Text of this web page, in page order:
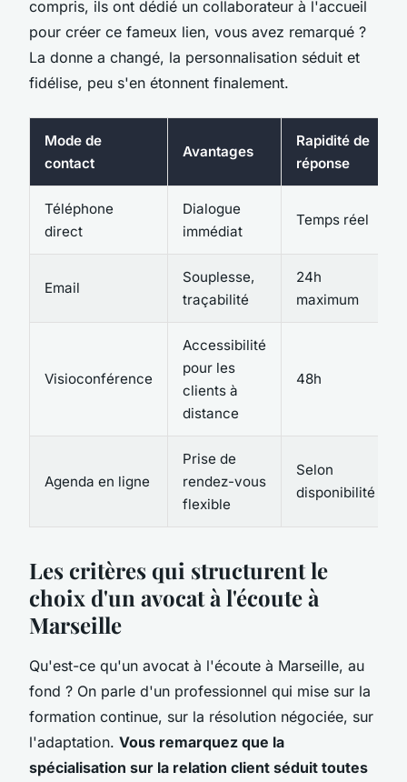
compris, ils ont dédié un collaborateur à l'accueil
pour créer ce fameux lien, vous avez remarqué ?
La donne a changé, la personnalisation séduit et
fidélise, peu s'en étonnent finalement.
Mode de
contact
Avantages
Rapidité de
réponse
Téléphone
direct
Dialogue
immédiat
Temps réel
Email
Souplesse,
traçabilité
24h
maximum
Visioconférence
Accessibilité
pour les
clients à
distance
48h
Agenda en ligne
Prise de
rendez-vous
flexible
Selon
disponibilité
Les critères qui structurent le
choix d'un avocat à l'écoute à
Marseille
Qu'est-ce qu'un avocat à l'écoute à Marseille, au
fond ? On parle d'un professionnel qui mise sur la
formation continue, sur la résolution négociée, sur
l'adaptation. Vous remarquez que la
spécialisation sur la relation client séduit toutes